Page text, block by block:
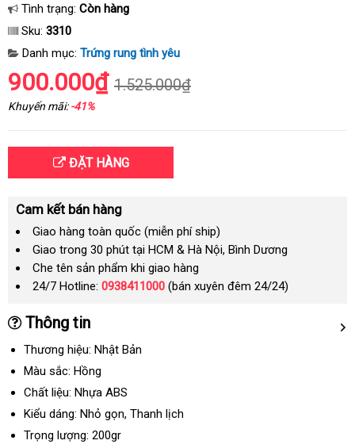
Tình trạng: Còn hàng
Sku: 3310
Danh mục: Trứng rung tình yêu
900.000₫ 1.525.000₫
Khuyến mãi:-41%
ĐẶT HÀNG
Cam kết bán hàng
Giao hàng toàn quốc (miễn phí ship)
Giao trong 30 phút tại HCM & Hà Nội, Bình Dương
Che tên sản phẩm khi giao hàng
24/7 Hotline: 0938411000 (bán xuyên đêm 24/24)
Thông tin
Thương hiệu: Nhật Bản
Màu sắc: Hồng
Chất liệu: Nhựa ABS
Kiểu dáng: Nhỏ gọngiá
, Thanh lịch
Trọng lượng: 200gr